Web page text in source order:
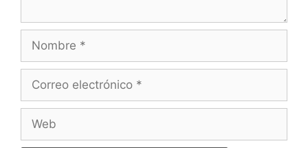
electrónico